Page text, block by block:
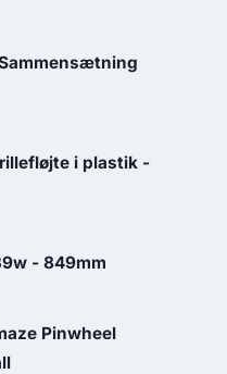
i plastik -
- 849mm
Pinwheel